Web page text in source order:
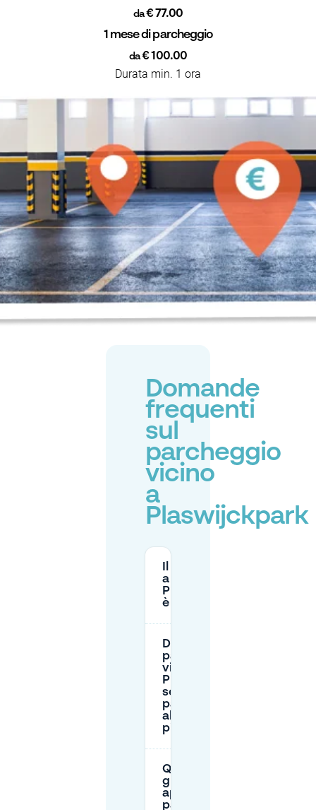
da€ 77.00
1 mese di parcheggio
da€ 100.00
Durata min. 1 ora
Domande
frequenti
sul
parcheggio
vicino
a
Plaswijckpark
a
Plaswijckpark
è gratuito?
Dove posso
parcheggiare
vicino a
Plaswijckpark
se il
parcheggio
all'ingresso è
pieno?
Quali sono
gli orari di
apertura del
parcheggio